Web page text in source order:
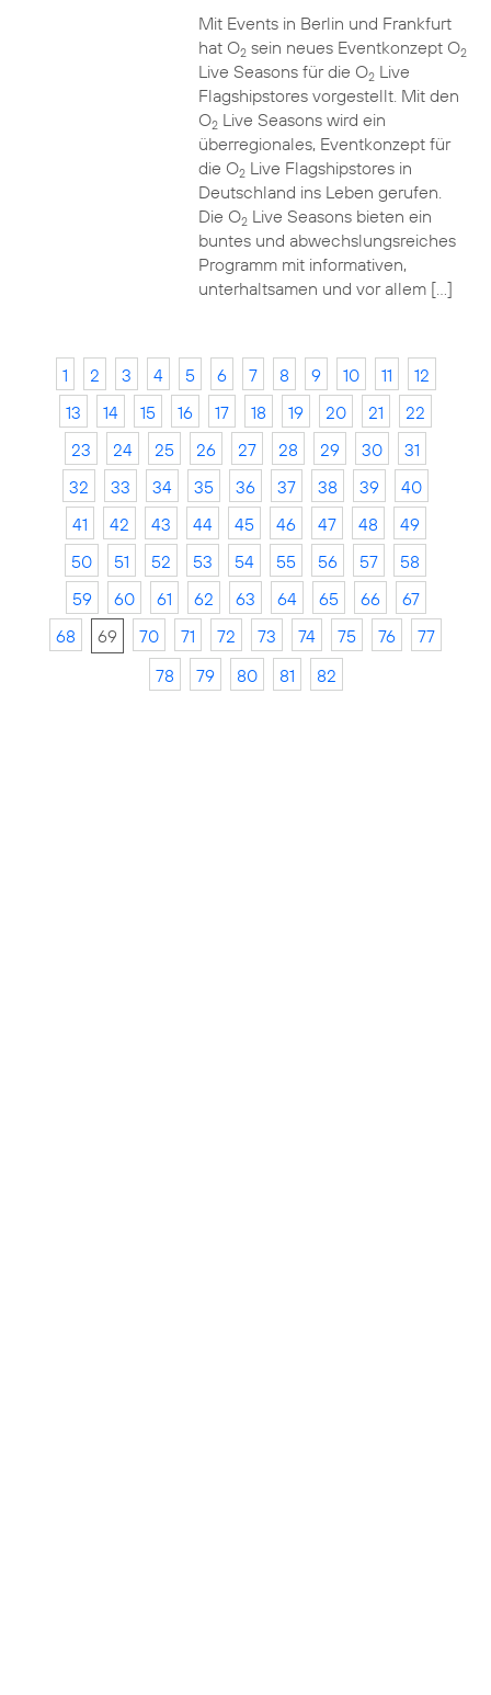
Mit Events in Berlin und Frankfurt
hat O2sein neues Eventkonzept O2
Live Seasons für die O2Live
Flagshipstores vorgestellt. Mit den
O2Live Seasons wird ein
überregionales, Eventkonzept für
die O2Live Flagshipstores in
Deutschland ins Leben gerufen.
Die O2Live Seasons bieten ein
buntes und abwechslungsreiches
Programm mit informativen,
unterhaltsamen und vor allem […]
1 2 3 4 5 6 7 8 9 10 11
12
13
14 15 16 17 18 19 20 21
22
23
24 25 26 27 28 29 30
31
32
33 34 35 36 37 38 39
40
41
42 43 44 45 46 47 48
49
50
51 52 53 54 55 56 57
58
59
60 61 62 63 64 65 66
67
68
69 70 71 72 73 74 75 76
77
78
79 80 81 82